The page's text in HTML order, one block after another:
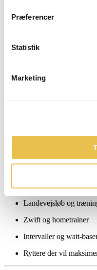
Præferencer
Statistik
Marketing
Dual BOA® L6Z for
Designet til 3-hul
Landevejsløb og
Zwift og hometrainer
Intervaller og watt-
Ryttere der vil